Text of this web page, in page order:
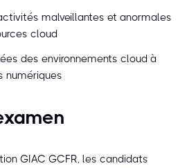
malveillantes et anormales
cloud
des environnements cloud à
numériques
GIAC GCFR, les candidats